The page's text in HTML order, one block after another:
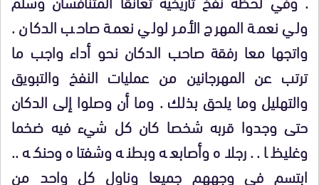
ولي نعمة المهرج الأمر لولي نعمة صاحب الدكان .
واتجها معا رفقة صاحب الدكان نحو أداء واجب ما
ترتب عن المهرجانين من عمليات النفخ والتبويق
والتهليل وما يلحق بذلك . وما أن وصلوا إلى الدكان
حتى وجدوا قربه شخصا كان كل شيء فيه ضخما
وغليظا .. رجلاه وأصابعه وبطنه وشفتاه وحنكه ..
ابتسم في وجههم جميعا وناول كل واحد من